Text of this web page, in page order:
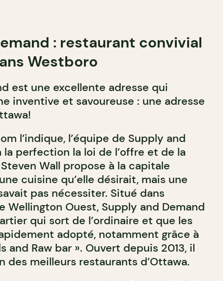
: restaurant convivial
Westboro
est une excellente adresse qui
inventive et savoureuse : une adresse
l’indique, l’équipe de Supply and
la perfection la loi de l’offre et de la
Wall propose à la capitale
cuisine qu’elle désirait, mais une
pas nécessiter. Situé dans
Wellington Ouest, Supply and Demand
qui sort de l’ordinaire et que les
adopté, notamment grâce à
and Raw bar ». Ouvert depuis 2013, il
des meilleurs restaurants d’Ottawa.